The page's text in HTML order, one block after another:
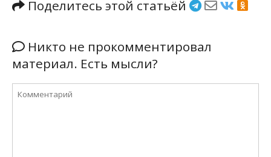
Поделитесь этой статьёй
Никто не прокомментировал
материал. Есть мысли?